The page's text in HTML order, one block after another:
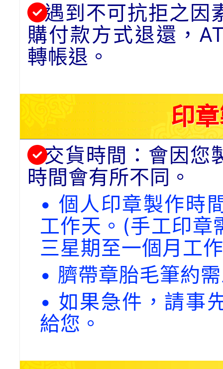
遇到不可抗拒之因
購付款方式退還，
轉帳退。
印
交貨時間：會因您
時間會有所不同。
• 個人印章製作時
工作天。(手工印章
三星期至一個月工
• 臍帶章胎毛筆約
• 如果急件，請事
給您。